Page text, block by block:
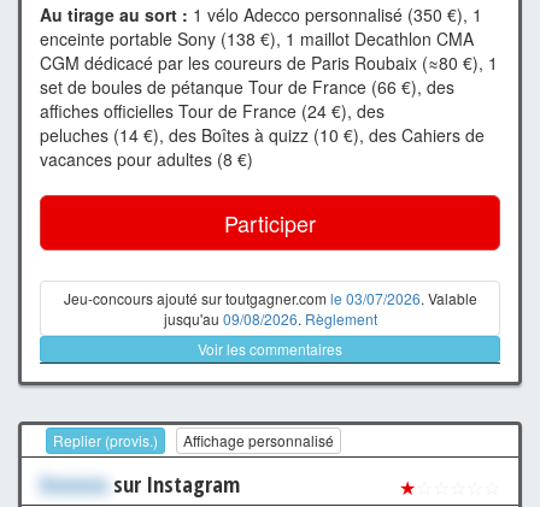
Au tirage au sort : 1 vélo Adecco personnalisé (350 €), 1
enceinte portable Sony (138 €), 1 maillot Decathlon CMA
CGM dédicacé par les coureurs de Paris Roubaix (≈80 €), 1
set de boules de pétanque Tour de France (66 €), des
affiches officielles Tour de France (24 €), des
peluches (14 €), des Boîtes à quizz (10 €), des Cahiers de
vacances pour adultes (8 €)
Participer
Jeu-concours ajouté sur toutgagner.com le 03/07/2026. Valable
jusqu'au 09/08/2026. Règlement
Voir les commentaires
Replier (provis.) Affichage personnalisé
Xxxxxxx sur Instagram ★